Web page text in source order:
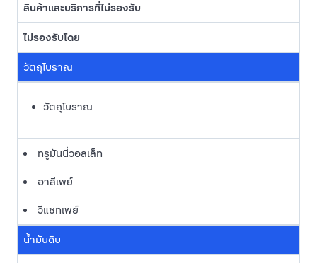
สินค้าและบริการที่ไม่รองรับ
ไม่รองรับโดย
วัตถุโบราณ
วัตถุโบราณ
ทรูมันนี่วอลเล็ท
อาลีเพย์
วีแชทเพย์
น้ำมันดิบ